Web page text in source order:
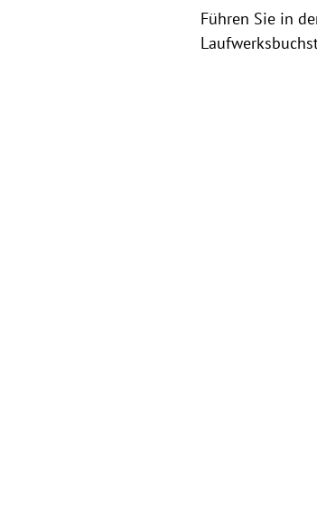
Führen Sie in